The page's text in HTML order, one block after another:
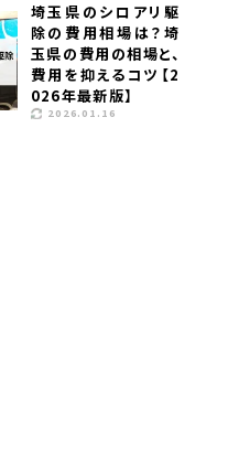
埼玉県のシロアリ駆
除の費用相場は？埼
玉県の費用の相場と、
費用を抑えるコツ【2
026年最新版】
2026.01.16